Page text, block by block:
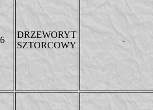
DRZEWORYT
SZTORCOWY
-